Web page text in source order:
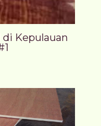
di Kepulauan